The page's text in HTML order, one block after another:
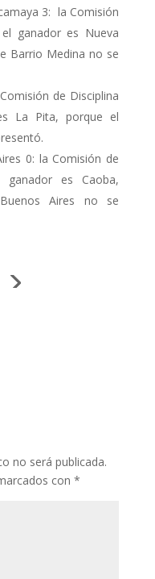
3: la Comisión
ganador es Nueva
Barrio Medina no se
de Disciplina
La Pita, porque el
0: la Comisión de
ganador es Caoba,
Aires no se
no será publicada.
con *